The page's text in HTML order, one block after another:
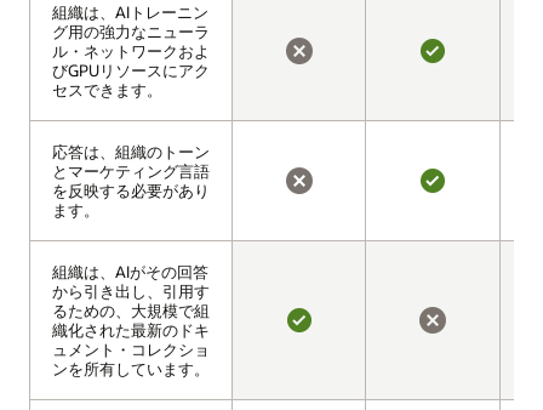
組織は、AIトレーニン
グ用の強力なニューラ
ル・ネットワークおよ
びGPUリソースにアク
セスできます。
え
応答は、組織のトーン
とマーケティング言語
を反映する必要があり
ます。
え
組織は、AIがその回答
から引き出し、引用す
るための、大規模で組
織化された最新のドキ
ュメント・コレクショ
ンを所有しています。
組織は、AIトレーニン
グ用の強力なニューラ
ル・ネットワークおよ
びGPUリソースにアク
セスできます。
応答は、組織のトーン
とマーケティング言語
を反映する必要があり
ます。
組織は、AIがその回答
から引き出し、引用す
るための、大規模で組
織化された最新のドキ
ュメント・コレクショ
ンを所有しています。